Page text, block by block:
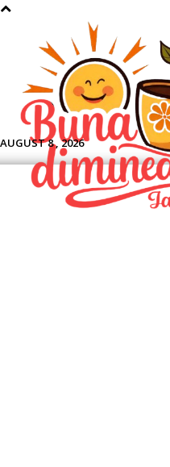
AUGUST 8 , 2026